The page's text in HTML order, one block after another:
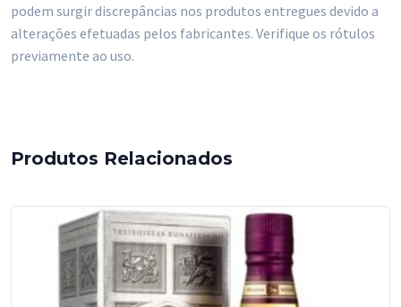
3
podem surgir discrepâncias nos produtos entregues devido a
alterações efetuadas pelos fabricantes. Verifique os rótulos
previamente ao uso.
Produtos Relacionados